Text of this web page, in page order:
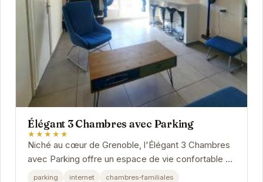
Élégant 3 Chambres avec Parking
★★★★★
Niché au cœur de Grenoble, l'Élégant 3 Chambres
avec Parking offre un espace de vie confortable et
moderne. Idéal pour les familles ou les...
parking internet
chambres-familiales